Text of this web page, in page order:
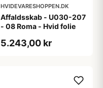
HVIDEVARESHOPPEN.DK
Affaldsskab - U030-207
- 08 Roma - Hvid folie
5.243,00 kr